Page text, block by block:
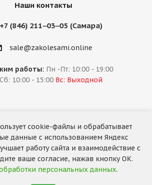
Наши контакты
+7 (846) 211‒03‒05 (Самара)
sale@zakolesami.online
работы: Пн -Пт: 10:00 - 19:00
Сб: 10:00 - 15:00 Вс: Выходной
© «За колёсами.Online»
Запуск сайта —RuMaster
cookie-файлы и обрабатывает
данные с использованием Яндекс
работу сайта и взаимодействие с
ваше согласие, нажав кнопку ОК.
персональных данных.